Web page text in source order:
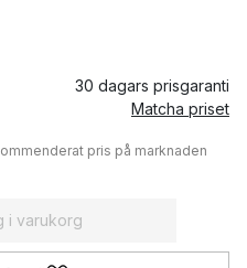
30 dagars prisgaranti
Matcha priset
pris på marknaden
i varukorg